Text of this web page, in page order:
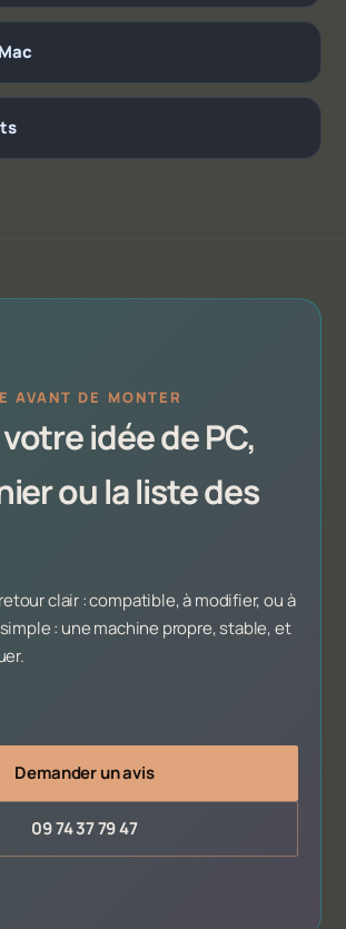
AVANT DE MONTER
idée de PC,
ou la liste des
clair : compatible, à modifier, ou à
: une machine propre, stable, et
Demander un avis
09 74 37 79 47